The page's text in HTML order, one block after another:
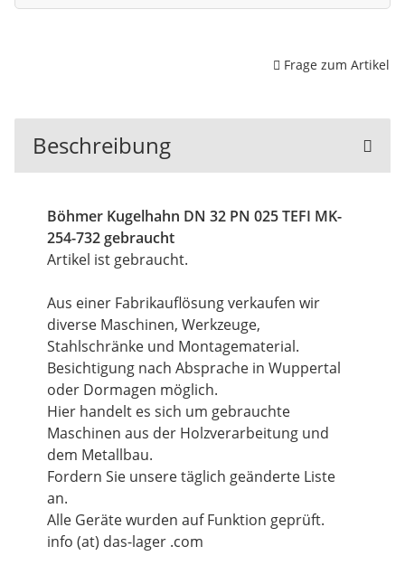
Frage zum Artikel
Beschreibung
Böhmer Kugelhahn DN 32 PN 025 TEFI MK-
254-732 gebraucht
Artikel ist gebraucht.
Aus einer Fabrikauflösung verkaufen wir
diverse Maschinen, Werkzeuge,
Stahlschränke und Montagematerial.
Besichtigung nach Absprache in Wuppertal
oder Dormagen möglich.
Hier handelt es sich um gebrauchte
Maschinen aus der Holzverarbeitung und
dem Metallbau.
Fordern Sie unsere täglich geänderte Liste
an.
Alle Geräte wurden auf Funktion geprüft.
info (at) das-lager .com